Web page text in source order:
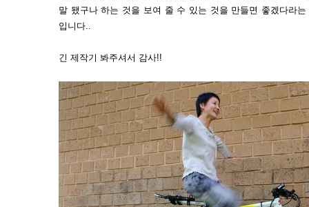
말 됐구나 하는 것을 보여 줄 수 있는 것을 만들면 좋겠다라
입니다..
긴 제작기 봐주셔서 감사!!